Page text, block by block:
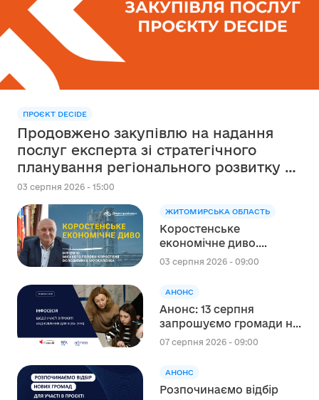
ПРОЄКТ DECIDE
Продовжено закупівлю на надання
послуг експерта зі стратегічного
планування регіонального розвитку в
сфері освіти в межах реалізації
Швейцарсько-українського Проєкту
DECIDE
03 серпня 2026 - 15:00
ЖИТОМИРСЬКА ОБЛАСТЬ
Коростенське
економічне диво.
Інтерв’ю міського голови
03 серпня 2026 - 09:00
АНОНС
Анонс: 13 серпня
запрошуємо громади на
інформаційну сесію
07 серпня 2026 - 09:00
АНОНС
Розпочинаємо відбір